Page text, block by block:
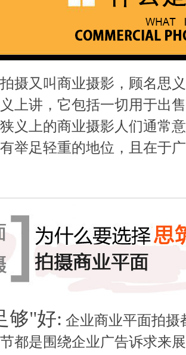
摄又叫商业摄影，顾名思
上讲，它包括一切用于出
义上的商业摄影人们通常
举足轻重的地位，且在于
够"好: 企业商业平面拍摄
都是围绕企业广告诉求来